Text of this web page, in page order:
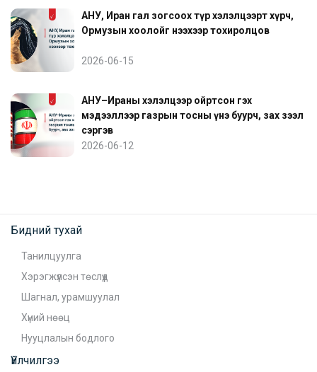
АНУ, Иран гал зогсоох түр хэлэлцээрт хүрч,
Ормузын хоолойг нээхээр тохиролцов
2026-06-15
АНУ–Ираны хэлэлцээр ойртсон гэх
мэдээллээр газрын тосны үнэ буурч, зах зээл
сэргэв
2026-06-12
Бидний тухай
Танилцуулга
Хэрэгжүүлсэн төслүүд
Шагнал, урамшуулал
Хүний нөөц
Нууцлалын бодлого
Үйлчилгээ